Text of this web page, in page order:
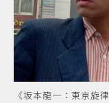
《坂本龍一：東京旋